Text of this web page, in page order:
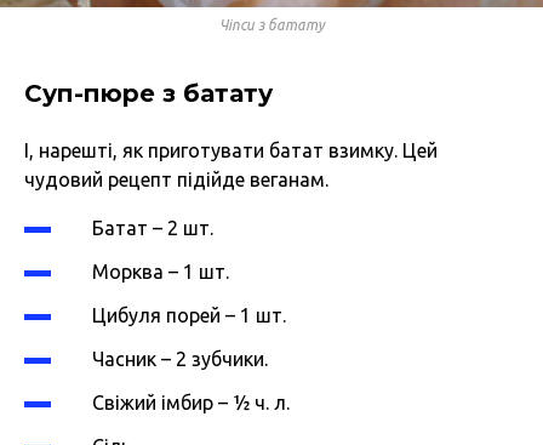
Чіпси з батату
Суп-пюре з батату
І, нарешті, як приготувати батат взимку. Цей
чудовий рецепт підійде веганам.
Батат – 2 шт.
Морква – 1 шт.
Цибуля порей – 1 шт.
Часник – 2 зубчики.
Свіжий імбир – ½ ч. л.